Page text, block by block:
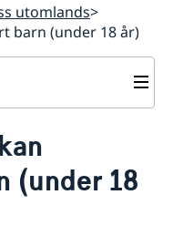
utomlands
barn (under 18 år)
olycka
(under 18